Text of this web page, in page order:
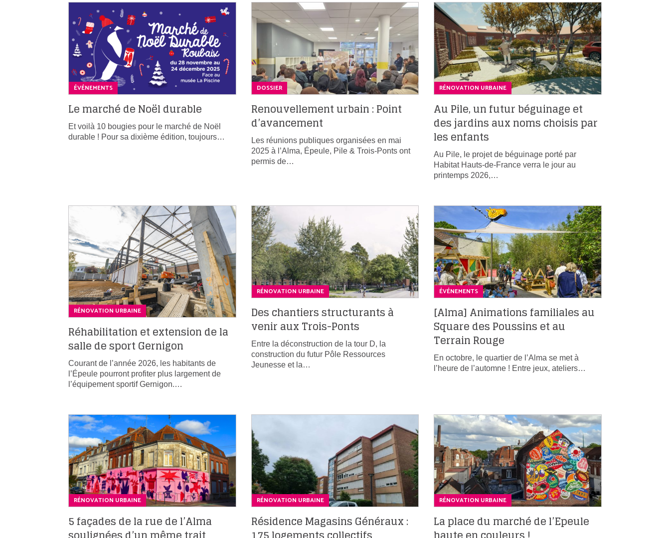
ÉVÉNEMENTS
Le marché de Noël durable
Et voilà 10 bougies pour le marché de Noël
durable ! Pour sa dixième édition, toujours…
DOSSIER
Renouvellement urbain : Point
d’avancement
Les réunions publiques organisées en mai
2025 à l’Alma, Épeule, Pile & Trois-Ponts ont
permis de…
RÉNOVATION URBAINE
Au Pile, un futur béguinage et
des jardins aux noms choisis par
les enfants
Au Pile, le projet de béguinage porté par
Habitat Hauts-de-France verra le jour au
printemps 2026,…
RÉNOVATION URBAINE
Réhabilitation et extension de la
salle de sport Gernigon
Courant de l’année 2026, les habitants de
l’Épeule pourront profiter plus largement de
l’équipement sportif Gernigon.…
RÉNOVATION URBAINE
Des chantiers structurants à
venir aux Trois-Ponts
Entre la déconstruction de la tour D, la
construction du futur Pôle Ressources
Jeunesse et la…
ÉVÉNEMENTS
[Alma] Animations familiales au
Square des Poussins et au
Terrain Rouge
En octobre, le quartier de l’Alma se met à
l’heure de l’automne ! Entre jeux, ateliers…
RÉNOVATION URBAINE
5 façades de la rue de l’Alma
RÉNOVATION URBAINE
Résidence Magasins Généraux :
RÉNOVATION URBAINE
La place du marché de l’Epeule